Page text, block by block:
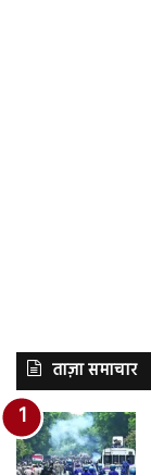
ताज़ा समाचार